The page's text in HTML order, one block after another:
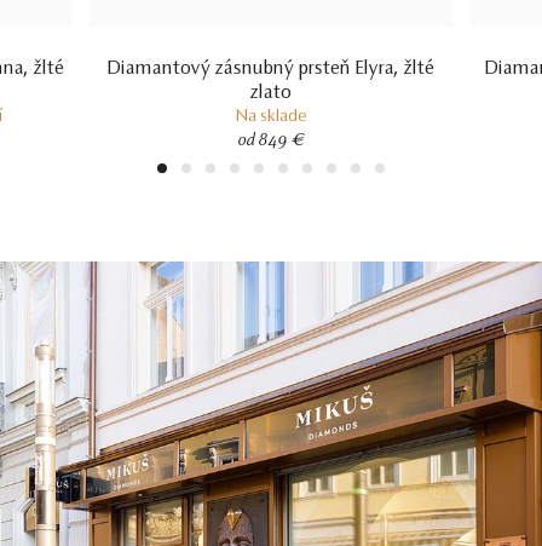
žlté
Diamantový zásnubný prsteň Elyra, žlté
zlato
Na sklade
od 849 €
1 2 3 4 5 6 7 8 9 10